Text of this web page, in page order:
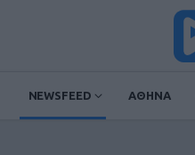
NEWSFEED ΑΘΗΝΑ